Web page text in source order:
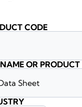
CODE
OR PRODUCT